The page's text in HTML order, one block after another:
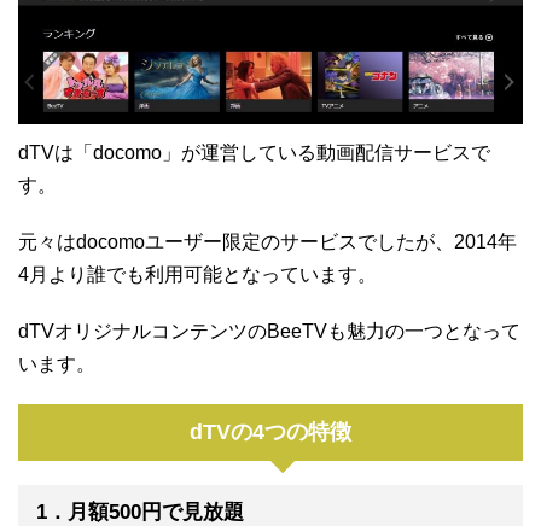
dTVは「docomo」が運営している動画配信サービスで
す。
元々はdocomoユーザー限定のサービスでしたが、2014年
4月より誰でも利用可能となっています。
dTVオリジナルコンテンツのBeeTVも魅力の一つとなって
います。
dTVの4つの特徴
1．月額500円で見放題